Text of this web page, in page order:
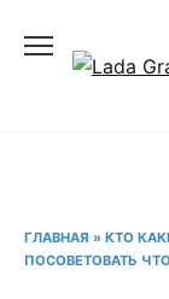
содержанию
ГЛАВНАЯ » КТО
ПОСОВЕТОВАТЬ